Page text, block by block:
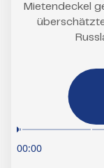
Mietendeckel